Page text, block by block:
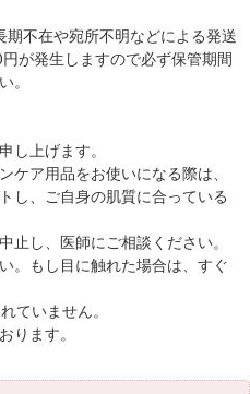
不在や宛所不明などによる発送
が発生しますので必ず保管期間
。
し上げます。
ケア用品をお使いになる際は、
し、ご自身の肌質に合っている
止し、医師にご相談ください。
。もし目に触れた場合は、すぐ
ていません。
ります。